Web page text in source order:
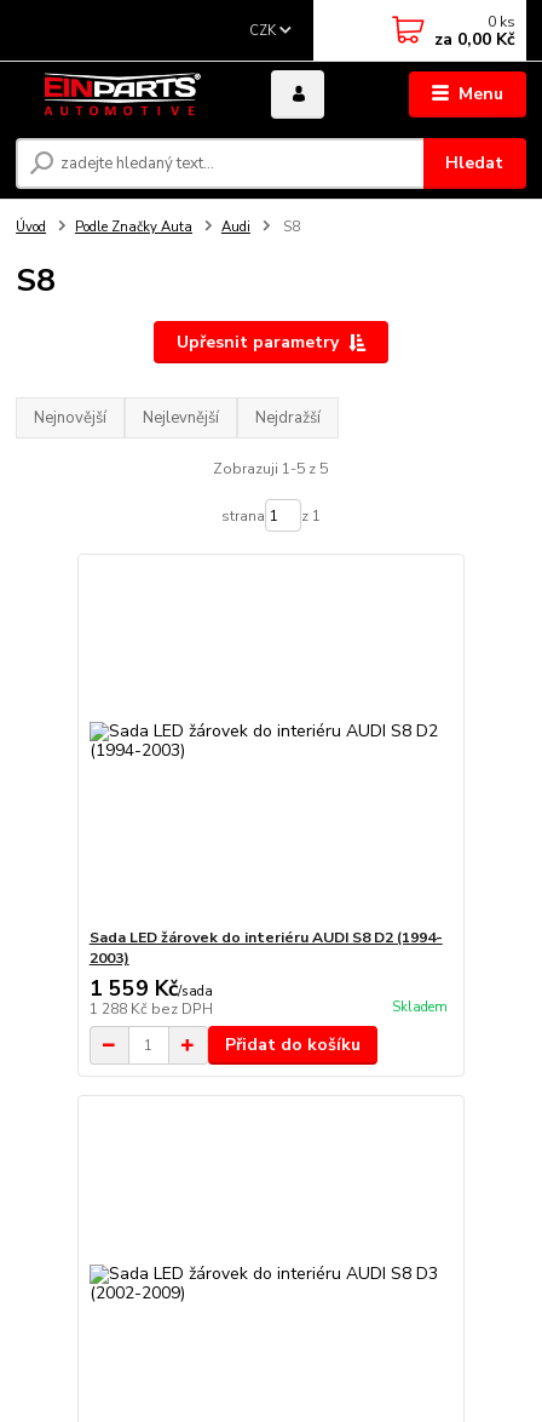
Menu
CZK
Hledat
0 ks
za 0,00 Kč
Úvod Podle Značky Auta Audi S8
S8
Upřesnit parametry
Nejnovější Nejlevnější Nejdražší
Zobrazuji 1-5 z 5
strana z 1
Sada LED žárovek do interiéru AUDI S8 D2 (1994-
2003)
1 559 Kč/sada
1 288 Kč bez DPH Skladem
Přidat do košíku